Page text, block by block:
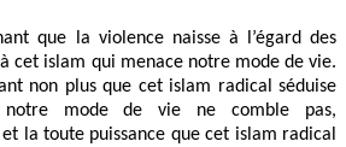
que la violence naisse à l’égard des
cet islam qui menace notre mode de vie.
non plus que cet islam radical séduise
notre mode de vie ne comble pas,
et la toute puissance que cet islam radical